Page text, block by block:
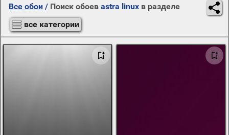
Все обои / Поиск обоев astra linux в разделе
все категории